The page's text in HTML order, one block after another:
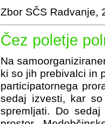
Zbor SČS Radvanje,
Čez poletje
Na
ki so jih prebivalci in
participatornega
sedaj izvesti, kar
spremljati. Do